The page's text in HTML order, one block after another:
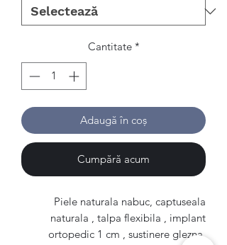
Cantitate *
Adaugă în coș
Cumpără acum
Piele naturala nabuc, captuseala
naturala , talpa flexibila , implant
ortopedic 1 cm , sustinere glezna.